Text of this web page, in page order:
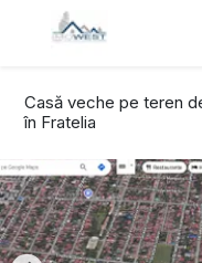
Casă veche pe teren
în Fratelia